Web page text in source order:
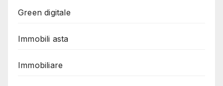
Green digitale
Immobili asta
Immobiliare